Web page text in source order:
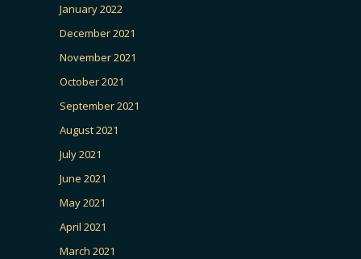
January 2022
December 2021
November 2021
October 2021
September 2021
August 2021
July 2021
June 2021
May 2021
April 2021
March 2021